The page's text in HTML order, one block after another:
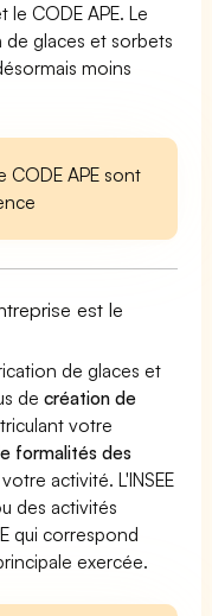
CODE APE. Le
de glaces et sorbets
moins
CODE APE sont
est le
de glaces et
decréation de
votre
formalités des
activité. L'INSEE
des activités
qui correspond
exercée.